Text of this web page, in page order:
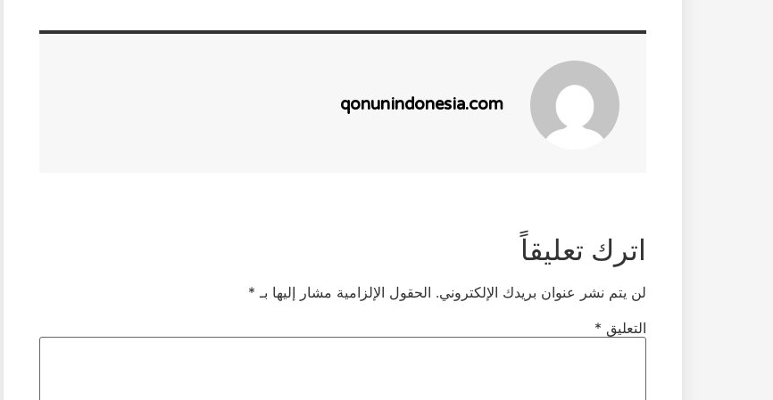
qonunindonesia.com
اترك تعليقاً
لن يتم نشر عنوان بريدك الإلكتروني. الحقول الإلزامية مشار إليها بـ *
التعليق *